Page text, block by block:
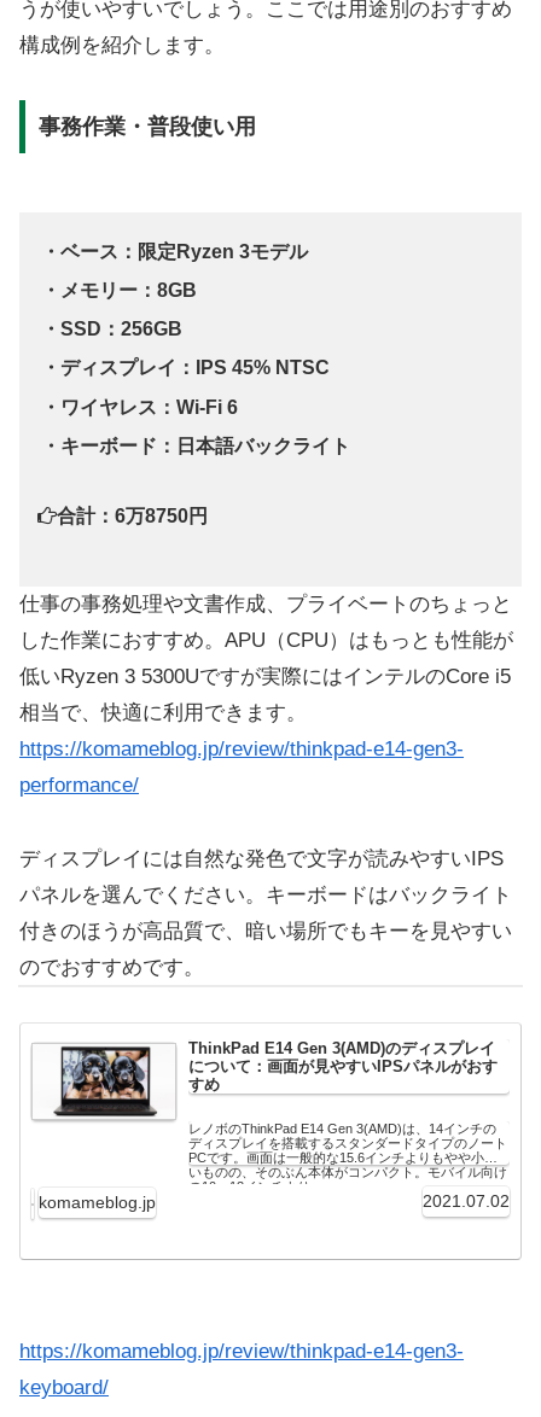
うが使いやすいでしょう。ここでは用途別のおすすめ
構成例を紹介します。
事務作業・普段使い用
・ベース：限定Ryzen 3モデル
・メモリー：8GB
・SSD：256GB
・ディスプレイ：IPS 45% NTSC
・ワイヤレス：Wi-Fi 6
・キーボード：日本語バックライト
合計：6万8750円
仕事の事務処理や文書作成、プライベートのちょっと
した作業におすすめ。APU（CPU）はもっとも性能が
低いRyzen 3 5300Uですが実際にはインテルのCore i5
相当で、快適に利用できます。
https://komameblog.jp/review/thinkpad-e14-gen3-
performance/
ディスプレイには自然な発色で文字が読みやすいIPS
パネルを選んでください。キーボードはバックライト
付きのほうが高品質で、暗い場所でもキーを見やすい
のでおすすめです。
ThinkPad E14 Gen 3(AMD)のディスプレイ
について：画面が見やすいIPSパネルがおす
すめ
レノボのThinkPad E14 Gen 3(AMD)は、14インチの
ディスプレイを搭載するスタンダードタイプのノート
PCです。画面は一般的な15.6インチよりもやや小さ
いものの、そのぶん本体がコンパクト。モバイル向け
の10～13インチより...
komameblog.jp 2021.07.02
https://komameblog.jp/review/thinkpad-e14-gen3-
keyboard/